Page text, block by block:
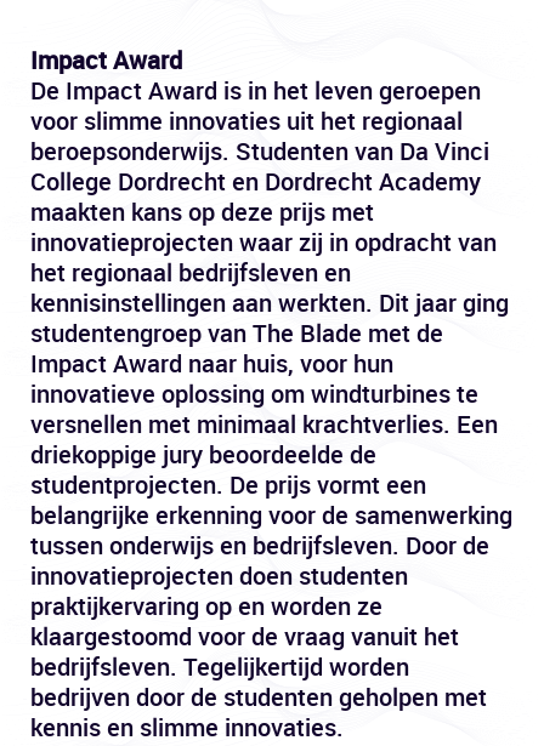
Impact Award
De Impact Award is in het leven geroepen
voor slimme innovaties uit het regionaal
beroepsonderwijs. Studenten van Da Vinci
College Dordrecht en Dordrecht Academy
maakten kans op deze prijs met
innovatieprojecten waar zij in opdracht van
het regionaal bedrijfsleven en
kennisinstellingen aan werkten. Dit jaar ging
studentengroep van The Blade met de
Impact Award naar huis, voor hun
innovatieve oplossing om windturbines te
versnellen met minimaal krachtverlies. Een
driekoppige jury beoordeelde de
studentprojecten. De prijs vormt een
belangrijke erkenning voor de samenwerking
tussen onderwijs en bedrijfsleven. Door de
innovatieprojecten doen studenten
praktijkervaring op en worden ze
klaargestoomd voor de vraag vanuit het
bedrijfsleven. Tegelijkertijd worden
bedrijven door de studenten geholpen met
kennis en slimme innovaties.